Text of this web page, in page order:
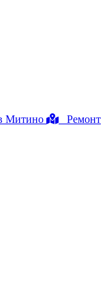
Митино
Ремонт